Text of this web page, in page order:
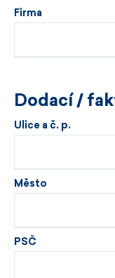
Firma
Dodací /
Ulice a č. p.
Město
PSČ